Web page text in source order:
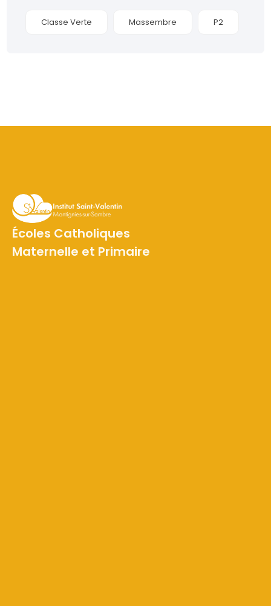
Classe Verte Massembre P2
Écoles Catholiques
Maternelle et Primaire